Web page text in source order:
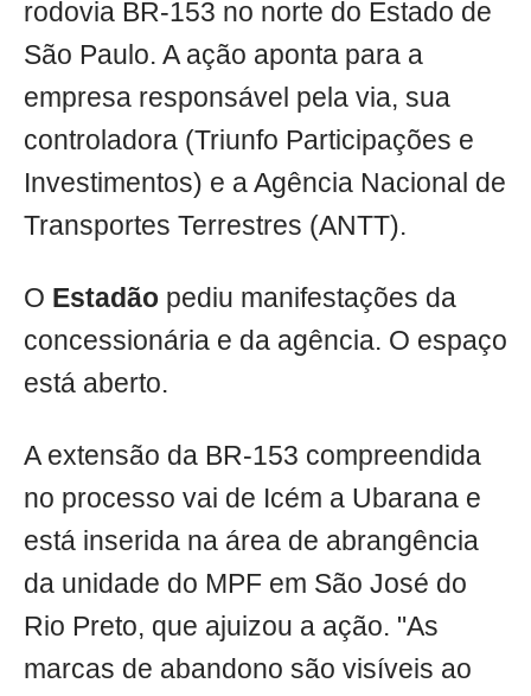
rodovia BR-153 no norte do Estado de
São Paulo. A ação aponta para a
empresa responsável pela via, sua
controladora (Triunfo Participações e
Investimentos) e a Agência Nacional de
Transportes Terrestres (ANTT).
O Estadão pediu manifestações da
concessionária e da agência. O espaço
está aberto.
A extensão da BR-153 compreendida
no processo vai de Icém a Ubarana e
está inserida na área de abrangência
da unidade do MPF em São José do
Rio Preto, que ajuizou a ação. "As
marcas de abandono são visíveis ao